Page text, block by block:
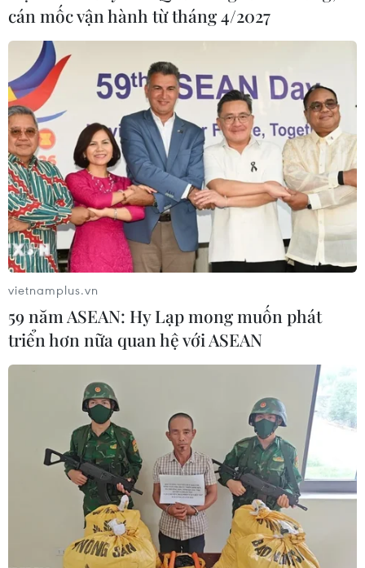
cán mốc vận hành từ tháng 4/2027
vietnamplus.vn
59 năm ASEAN: Hy Lạp mong muốn phát
triển hơn nữa quan hệ với ASEAN